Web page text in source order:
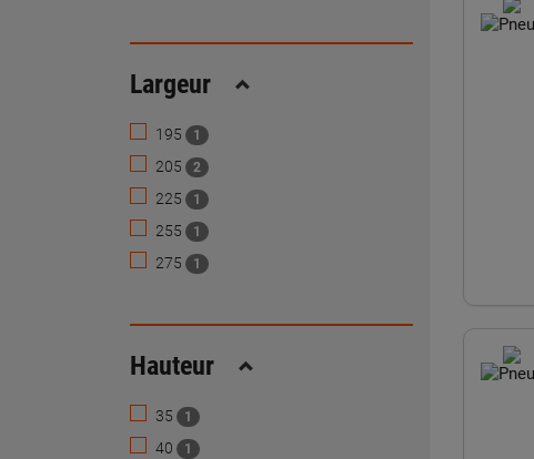
Largeur Replier
195 1
205 2
225 1
255 1
275 1
Hauteur Replier
35 1
40 1